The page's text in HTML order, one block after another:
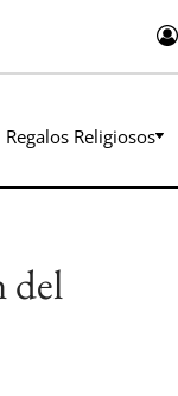
Regalos Religiosos
del